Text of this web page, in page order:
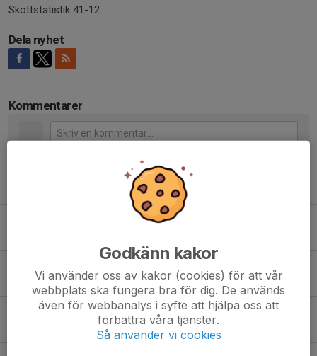
Skottstatistik 41-12.
Dela nyhet
Kommentarer
Akademitruppen 2026/2027
2 maj, 19:03 0
26 mar, 07:43 0
Godkänn kakor
Vi använder oss av kakor (cookies) för att vår
webbplats ska fungera bra för dig. De används
även för webbanalys i syfte att hjälpa oss att
förbättra våra tjänster.
Så använder vi cookies